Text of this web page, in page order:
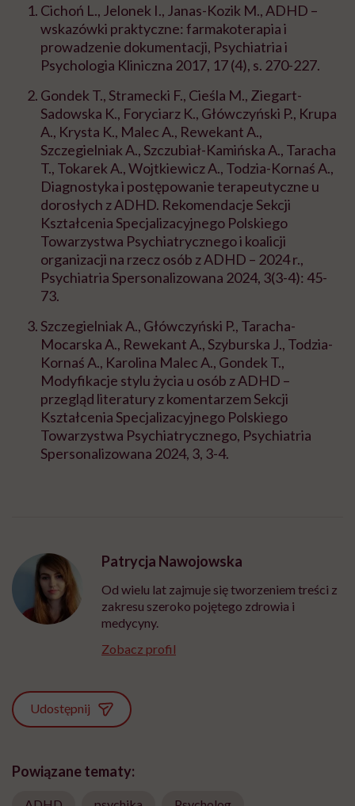
Cichoń L., Jelonek I., Janas-Kozik M., ADHD –
wskazówki praktyczne: farmakoterapia i
prowadzenie dokumentacji, Psychiatria i
Psychologia Kliniczna 2017, 17 (4), s. 270-227.
Gondek T., Stramecki F., Cieśla M., Ziegart-
Sadowska K., Foryciarz K., Główczyński P., Krupa
A., Krysta K., Malec A., Rewekant A.,
Szczegielniak A., Szczubiał-Kamińska A., Taracha
T., Tokarek A., Wojtkiewicz A., Todzia-Kornaś A.,
Diagnostyka i postępowanie terapeutyczne u
dorosłych z ADHD. Rekomendacje Sekcji
Kształcenia Specjalizacyjnego Polskiego
Towarzystwa Psychiatrycznego i koalicji
organizacji na rzecz osób z ADHD – 2024 r.,
Psychiatria Spersonalizowana 2024, 3(3-4): 45-
73.
Szczegielniak A., Główczyński P., Taracha-
Mocarska A., Rewekant A., Szyburska J., Todzia-
Kornaś A., Karolina Malec A., Gondek T.,
Modyfikacje stylu życia u osób z ADHD –
przegląd literatury z komentarzem Sekcji
Kształcenia Specjalizacyjnego Polskiego
Towarzystwa Psychiatrycznego, Psychiatria
Spersonalizowana 2024, 3, 3-4.
Patrycja Nawojowska
Od wielu lat zajmuje się tworzeniem treści z
zakresu szeroko pojętego zdrowia i
medycyny.
Zobacz profil
Udostępnij
Powiązane tematy: